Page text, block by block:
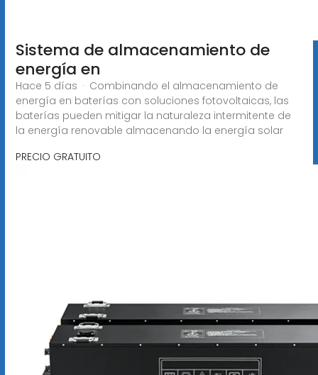
Sistema de almacenamiento de
energía en
Hace 5 días · Combinando el almacenamiento de
energía en baterías con soluciones fotovoltaicas, las
baterías pueden mitigar la naturaleza intermitente de
la energía renovable almacenando la energía solar
PRECIO GRATUITO